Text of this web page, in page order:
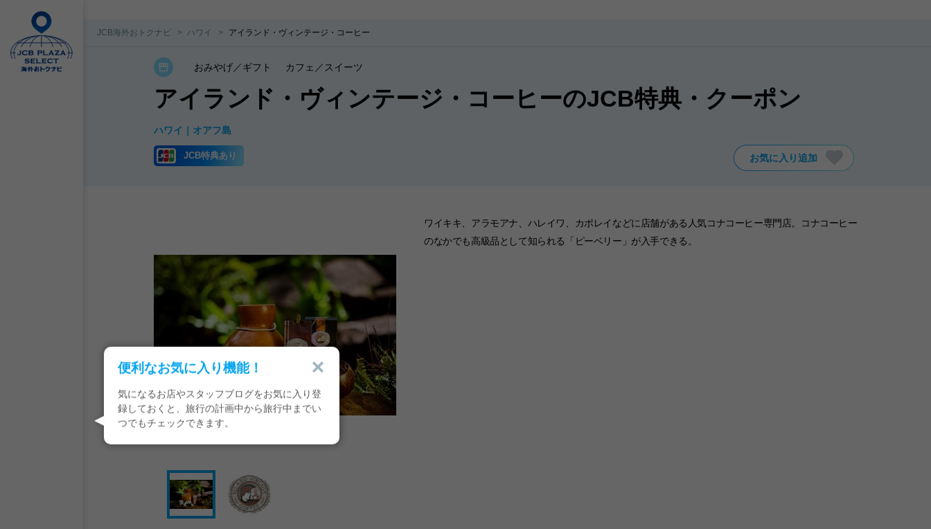
便利なお気に入り機能！
気になるお店やスタッフブログをお気に入り登
録しておくと、旅行の計画中から旅行中までい
つでもチェックできます。
JCB海外おトクナビ ハワイ アイランド・ヴィンテージ・コーヒー
おみやげ／ギフト カフェ／スイーツ
アイランド・ヴィンテージ・コーヒーのJCB特典・クーポン
ハワイ オアフ島
JCB特典あり お気に入り追加
ワイキキ、アラモアナ、ハレイワ、カポレイなどに店舗がある人気コナコーヒー専門店。コナコーヒー
のなかでも高級品として知られる「ピーベリー」が入手できる。